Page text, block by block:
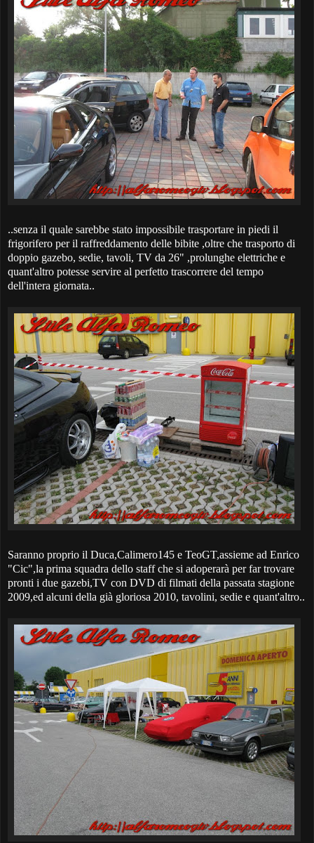
..senza il quale sarebbe stato impossibile trasportare in piedi il
frigorifero per il raffreddamento delle bibite ,oltre che trasporto di
doppio gazebo, sedie, tavoli, TV da 26" ,prolunghe elettriche e
quant'altro potesse servire al perfetto trascorrere del tempo
dell'intera giornata..
Saranno proprio il Duca,Calimero145 e TeoGT,assieme ad Enrico
"Cic",la prima squadra dello staff che si adoperarà per far trovare
pronti i due gazebi,TV con DVD di filmati della passata stagione
2009,ed alcuni della già gloriosa 2010, tavolini, sedie e quant'altro..